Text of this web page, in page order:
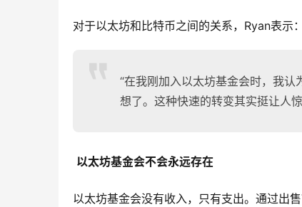
对于以太坊和比特币之间的关系，Ryan表示：
“在我刚加入以太坊基金会时，我
想了。这种快速的转变其实挺让人
以太坊基金会不会永远存在
以太坊基金会没有收入，只有支出。通过出